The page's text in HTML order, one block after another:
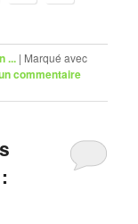
... | Marqué avec
commentaire